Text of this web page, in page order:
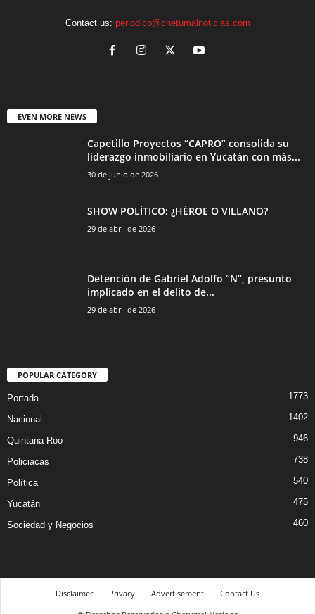
Contact us: periodico@chetumalnoticias.com
EVEN MORE NEWS
Capetillo Proyectos “CAPRO” consolida su
liderazgo inmobiliario en Yucatán con más...
30 de junio de 2026
SHOW POLÍTICO: ¿HÉROE O VILLANO?
29 de abril de 2026
Detención de Gabriel Adolfo “N”, presunto
implicado en el delito de...
29 de abril de 2026
POPULAR CATEGORY
Portada 1773
Nacional 1402
Quintana Roo 946
Policiacas 738
Política 540
Yucatán 475
Sociedad y Negocios 460
Disclaimer Privacy Advertisement
Contact Us